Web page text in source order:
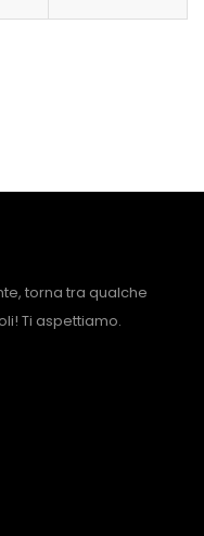
torna tra qualche
Ti aspettiamo.